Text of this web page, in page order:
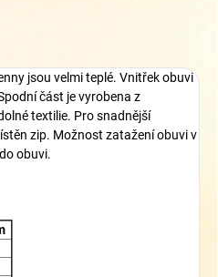
jsou velmi teplé. Vnitřek obuvi
část je vyrobena z
textilie. Pro snadnější
zip. Možnost zatažení obuvi v
obuvi.